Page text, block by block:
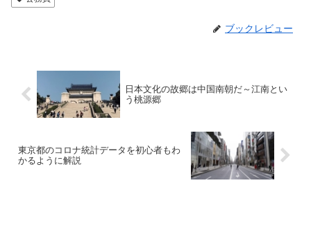
ブックレビュー
日本文化の故郷は中国南朝だ～江南とい
う桃源郷
東京都のコロナ統計データを初心者もわ
かるように解説